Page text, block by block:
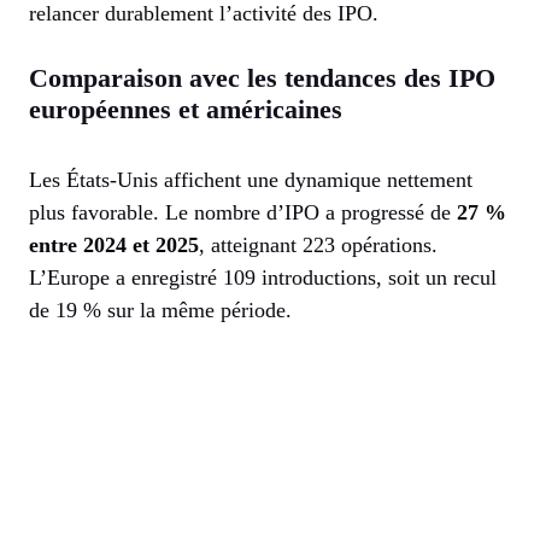
relancer durablement l’activité des IPO.
Comparaison avec les tendances des IPO
européennes et américaines
Les États-Unis affichent une dynamique nettement
plus favorable. Le nombre d’IPO a progressé de 27 %
entre 2024 et 2025, atteignant 223 opérations.
L’Europe a enregistré 109 introductions, soit un recul
de 19 % sur la même période.